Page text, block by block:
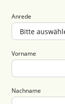
Anrede
Vorname
Nachname